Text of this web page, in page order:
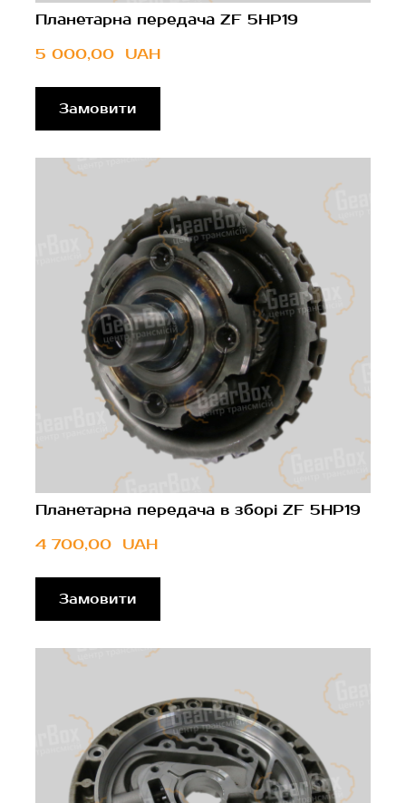
Планетарна передача ZF 5HP19
5 000,00  UAH
Замовити
Планетарна передача в зборі ZF 5HP19
4 700,00  UAH
Замовити